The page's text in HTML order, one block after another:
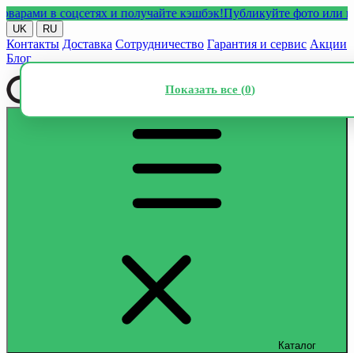
в соцсетях и получайте кэшбэк!Публикуйте фото или видео
UK RU
Контакты Доставка Сотрудничество Гарантия и сервис Акции
Блог
Каталог
Показать все (0)